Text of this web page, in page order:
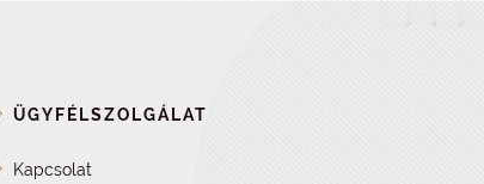
ÜGYFÉLSZOLGÁLAT
Kapcsolat